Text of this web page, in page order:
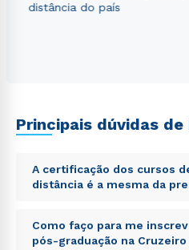
distância do país
Principais dúvidas
A certificação dos cursos
distância é a mesma da
Sed ut perspiciatis unde
voluptatem accusantium
Como faço para me
pós-graduação na
autorizo que meus dados
envio de conteúdos da